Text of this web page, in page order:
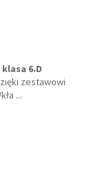
6.D
zestawowi
...